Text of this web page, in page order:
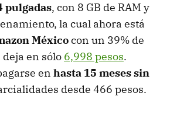
pulgadas, con 8 GB de RAM y
la cual ahora está
Méxicocon un 39% de
en sólo 6,998 pesos.
en hasta 15 meses sin
desde 466 pesos.